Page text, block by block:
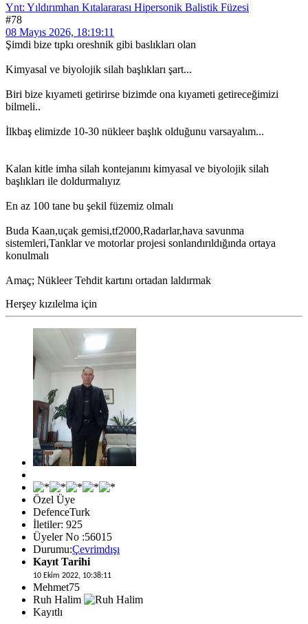
Ynt: Yıldırımhan Kıtalararası Hipersonik Balistik Füzesi
#78
08 Mayıs 2026, 18:19:11
Şimdi bize tıpkı oreshnik gibi baslıkları olan
Kimyasal ve biyolojik silah başlıkları şart...
Biri bize kıyameti getirirse bizimde ona kıyameti getireceğimizi
bilmeli..
İlkbaş elimizde 10-30 nükleer başlık olduğunu varsayalım...
Kalan kitle imha silah kontejanını kimyasal ve biyolojik silah
başlıkları ile doldurmalıyız
En az 100 tane bu şekil füzemiz olmalı
Buda Kaan,uçak gemisi,tf2000,Radarlar,hava savunma
sistemleri,Tanklar ve motorlar projesi sonlandırıldığında ortaya
konulmalı
Amaç; Nükleer Tehdit kartını ortadan laldırmak
Herşey kızılelma için
Özel Üye
DefenceTurk
İletiler: 925
Üyeler No :56015
Durumu:Çevrimdışı
Kayıt Tarihi
10 Ekim 2022, 10:38:11
Mehmet75
Ruh Halim
Kayıtlı